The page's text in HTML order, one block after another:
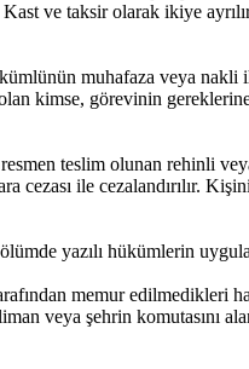
ve taksir olarak ikiye
muhafaza veya
kimse, görevinin
teslim olunan rehinli
ile cezalandırılır.
yazılı hükümlerin
memur edilmedikleri
veya şehrin komutasını